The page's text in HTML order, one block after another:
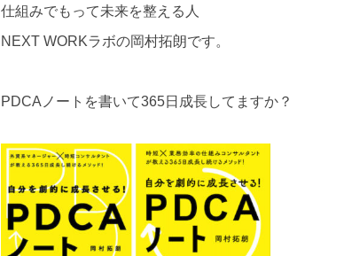
仕組みでもって未来を整える人
NEXT WORKラボの岡村拓朗です。
PDCAノートを書いて365日成長してますか？